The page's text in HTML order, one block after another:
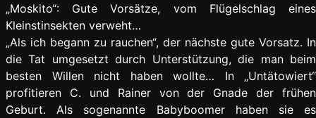
„Moskito“: Gute Vorsätze, vom Flügelschlag eines
Kleinstinsekten verweht…
„Als ich begann zu rauchen“, der nächste gute Vorsatz. In
die Tat umgesetzt durch Unterstützung, die man beim
besten Willen nicht haben wollte… In „Untätowiert“
profitieren C. und Rainer von der Gnade der frühen
Geburt. Als sogenannte Babyboomer haben sie es